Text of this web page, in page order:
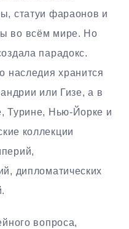
статуи фараонов и
во всём мире. Но
парадокс.
наследия хранится
или Гизе, а в
Турине, Нью-Йорке и
коллекции
дипломатических
вопроса,